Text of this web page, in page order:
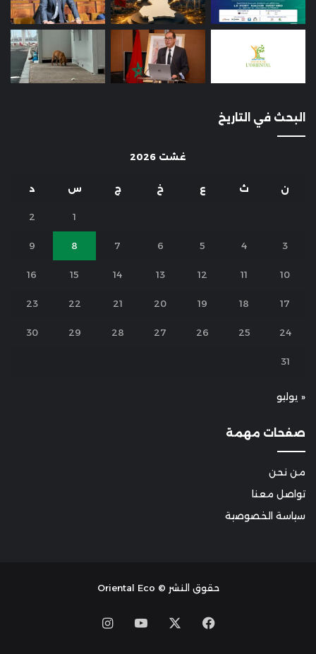
البحث في التاريخ
غشت 2026
ن ث ع خ ج س د
1
2
3
4
5
6
7
8
9
10
11
12
13
14
15
16
17
18
19
20
21
22
23
24
25
26
27
28
29
30
31
« يوليو
صفحات مهمة
من نحن
تواصل معنا
سياسة الخصوصية
حقوق النشر © Oriental Eco
Facebook
YouTube
Instagram